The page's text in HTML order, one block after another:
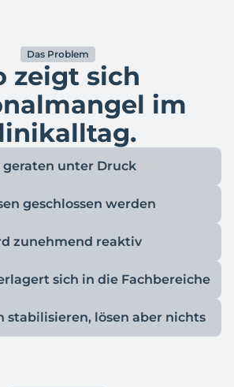
Das Problem
zeigt sich
im
unter Druck
geschlossen werden
zunehmend reaktiv
sich in die Fachbereiche
stabilisieren, lösen aber nichts